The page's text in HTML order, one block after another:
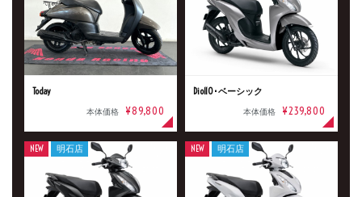
Today
本体価格 ¥89,800
Dio110･ベーシック
本体価格 ¥239,800
NEW 明石店 NEW 明石店